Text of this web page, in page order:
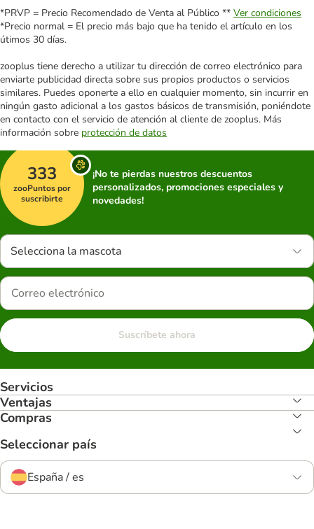
*PRVP = Precio Recomendado de Venta al Público ** Ver condiciones
*Precio normal = El precio más bajo que ha tenido el artículo en los
útimos 30 días.
zooplus tiene derecho a utilizar tu dirección de correo electrónico para
enviarte publicidad directa sobre sus propios productos o servicios
similares. Puedes oponerte a ello en cualquier momento, sin incurrir en
ningún gasto adicional a los gastos básicos de transmisión, poniéndote
en contacto con el servicio de atención al cliente de zooplus. Más
información sobre protección de datos
333
zooPuntos por
suscribirte
¡No te pierdas nuestros descuentos
personalizados, promociones especiales y
novedades!
Selecciona la mascota
Suscríbete ahora
Servicios
Ventajas
Compras
Seleccionar país
España / es